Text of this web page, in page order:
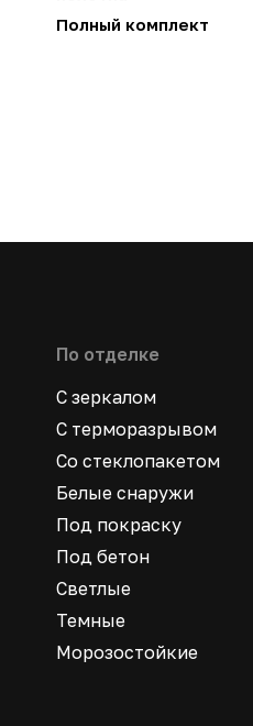
Полный комплект
По отделке
С зеркалом
С терморазрывом
Со стеклопакетом
Белые снаружи
Под покраску
Под бетон
Светлые
Темные
Морозостойкие